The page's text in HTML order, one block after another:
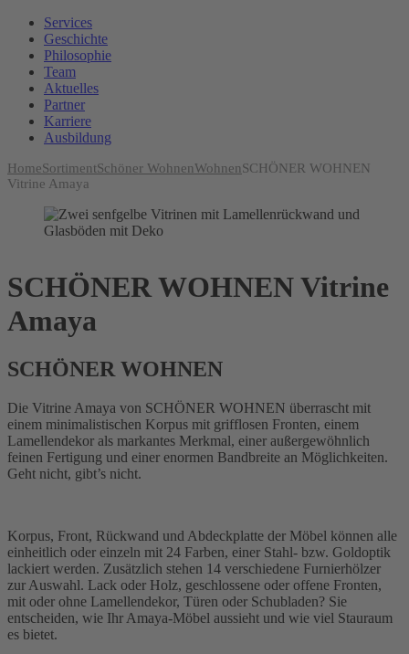
Services
Geschichte
Philosophie
Team
Aktuelles
Partner
Karriere
Ausbildung
HomeSortimentSchöner WohnenWohnenSCHÖNER WOHNEN
Vitrine Amaya
SCHÖNER WOHNEN Vitrine
Amaya
SCHÖNER WOHNEN
Die Vitrine Amaya von SCHÖNER WOHNEN überrascht mit
einem minimalistischen Korpus mit grifflosen Fronten, einem
Lamellendekor als markantes Merkmal, einer außergewöhnlich
feinen Fertigung und einer enormen Bandbreite an Möglichkeiten.
Geht nicht, gibt’s nicht.
Korpus, Front, Rückwand und Abdeckplatte der Möbel können alle
einheitlich oder einzeln mit 24 Farben, einer Stahl- bzw. Goldoptik
lackiert werden. Zusätzlich stehen 14 verschiedene Furnierhölzer
zur Auswahl. Lack oder Holz, geschlossene oder offene Fronten,
mit oder ohne Lamellendekor, Türen oder Schubladen? Sie
entscheiden, wie Ihr Amaya-Möbel aussieht und wie viel Stauraum
es bietet.